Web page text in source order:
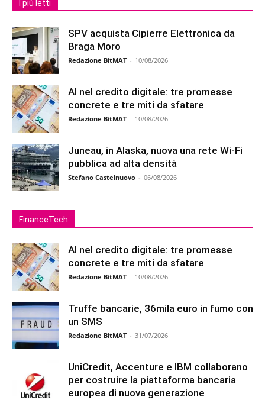
I più letti
SPV acquista Cipierre Elettronica da
Braga Moro
Redazione BitMAT - 10/08/2026
AI nel credito digitale: tre promesse
concrete e tre miti da sfatare
Redazione BitMAT - 10/08/2026
Juneau, in Alaska, nuova una rete Wi-Fi
pubblica ad alta densità
Stefano Castelnuovo - 06/08/2026
FinanceTech
AI nel credito digitale: tre promesse
concrete e tre miti da sfatare
Redazione BitMAT - 10/08/2026
Truffe bancarie, 36mila euro in fumo con
un SMS
Redazione BitMAT - 31/07/2026
UniCredit, Accenture e IBM collaborano
per costruire la piattaforma bancaria
europea di nuova generazione